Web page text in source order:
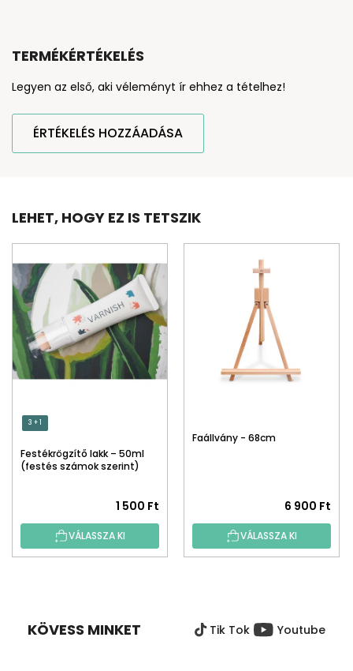
TERMÉKÉRTÉKELÉS
Legyen az első, aki véleményt ír ehhez a tételhez!
ÉRTÉKELÉS HOZZÁADÁSA
LEHET, HOGY EZ IS TETSZIK
3 + 1
Festékrögzítő lakk – 50ml
(festés számok szerint)
1 500 Ft
VÁLASSZA KI
Faállvány - 68cm
6 900 Ft
VÁLASSZA KI
KÖVESS MINKET Tik Tok Youtube